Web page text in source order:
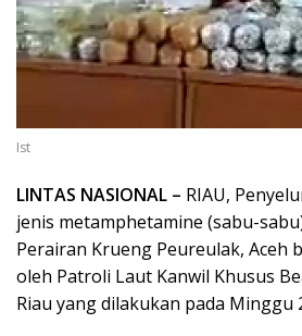
Ist
LINTAS NASIONAL – RIAU,
jenis metamphetamine (sabu-
Perairan Krueng Peureulak, Aceh
oleh Patroli Laut Kanwil Khusus
Riau yang dilakukan pada Minggu